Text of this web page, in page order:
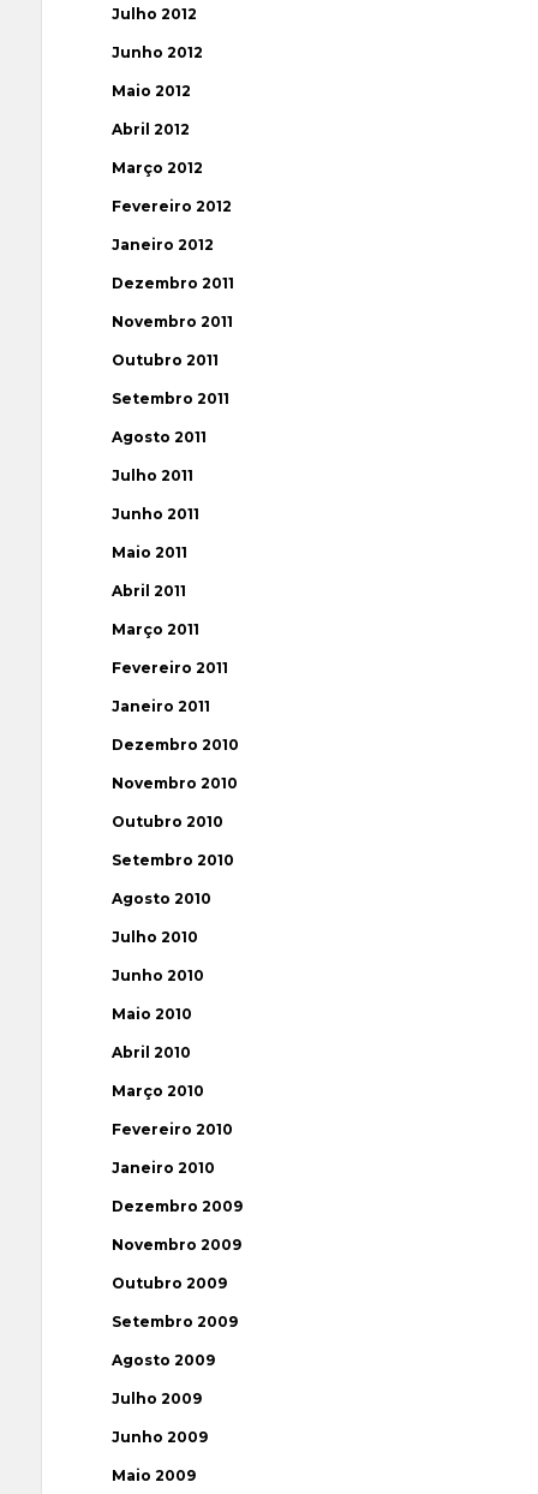
Julho 2012
Junho 2012
Maio 2012
Abril 2012
Março 2012
Fevereiro 2012
Janeiro 2012
Dezembro 2011
Novembro 2011
Outubro 2011
Setembro 2011
Agosto 2011
Julho 2011
Junho 2011
Maio 2011
Abril 2011
Março 2011
Fevereiro 2011
Janeiro 2011
Dezembro 2010
Novembro 2010
Outubro 2010
Setembro 2010
Agosto 2010
Julho 2010
Junho 2010
Maio 2010
Abril 2010
Março 2010
Fevereiro 2010
Janeiro 2010
Dezembro 2009
Novembro 2009
Outubro 2009
Setembro 2009
Agosto 2009
Julho 2009
Junho 2009
Maio 2009